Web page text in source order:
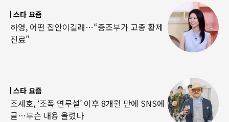
스타 요즘
하영, 어떤 집안이길래…“증조부가 고종 황제
진료”
스타 요즘
조세호, ‘조폭 연루설’ 이후 8개월 만에 SNS에
글…무슨 내용 올렸나